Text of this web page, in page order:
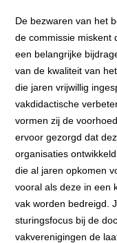
De bezwaren van het
de commissie miskent
een belangrijke
van de kwaliteit van
die jaren vrijwillig
vakdidactische
vormen zij de
ervoor gezorgd dat
organisaties
die al jaren opkomen
vooral als deze in een
vak worden bedreigd.
sturingsfocus bij de
vakverenigingen de